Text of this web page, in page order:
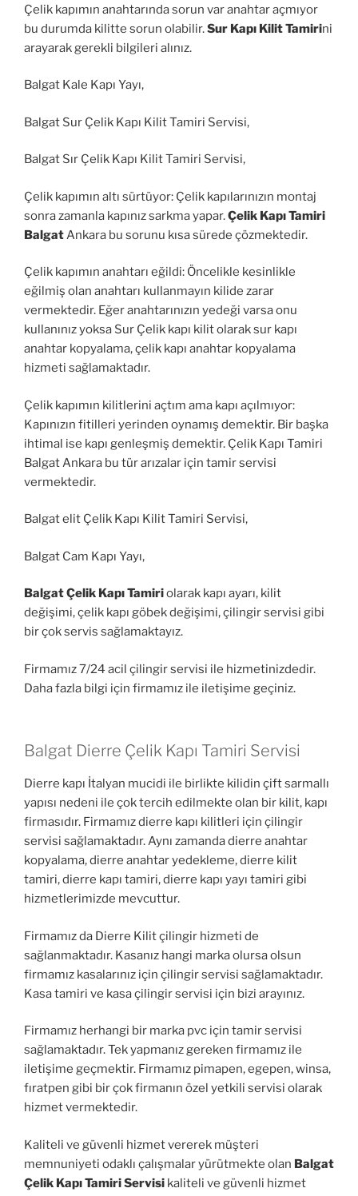
Çelik kapımın anahtarında sorun var anahtar açmıyor
bu durumda kilitte sorun olabilir.Sur Kapı Kilit Tamirini
arayarak gerekli bilgileri alınız.
Balgat Kale Kapı Yayı,
Balgat Sur Çelik Kapı Kilit Tamiri Servisi,
Balgat Sır Çelik Kapı Kilit Tamiri Servisi,
Çelik kapımın altı sürtüyor: Çelik kapılarınızın montaj
sonra zamanla kapınız sarkma yapar.Çelik Kapı Tamiri
Balgat Ankara bu sorunu kısa sürede çözmektedir.
Çelik kapımın anahtarı eğildi: Öncelikle kesinlikle
eğilmiş olan anahtarı kullanmayın kilide zarar
vermektedir. Eğer anahtarınızın yedeği varsa onu
kullanınız yoksa Sur Çelik kapı kilit olarak sur kapı
anahtar kopyalama, çelik kapı anahtar kopyalama
hizmeti sağlamaktadır.
Çelik kapımın kilitlerini açtım ama kapı açılmıyor:
Kapınızın fitilleri yerinden oynamış demektir. Bir başka
ihtimal ise kapı genleşmiş demektir. Çelik Kapı Tamiri
Balgat Ankara bu tür arızalar için tamir servisi
vermektedir.
Balgat elit Çelik Kapı Kilit Tamiri Servisi,
Balgat Cam Kapı Yayı,
Balgat Çelik Kapı Tamiriolarak kapı ayarı, kilit
değişimi, çelik kapı göbek değişimi, çilingir servisi gibi
bir çok servis sağlamaktayız.
Firmamız 7/24 acil çilingir servisi ile hizmetinizdedir.
Daha fazla bilgi için firmamız ile iletişime geçiniz.
Balgat Dierre Çelik Kapı Tamiri Servisi
Dierre kapı İtalyan mucidi ile birlikte kilidin çift sarmallı
yapısı nedeni ile çok tercih edilmekte olan bir kilit, kapı
firmasıdır. Firmamız dierre kapı kilitleri için çilingir
servisi sağlamaktadır. Aynı zamanda dierre anahtar
kopyalama, dierre anahtar yedekleme, dierre kilit
tamiri, dierre kapı tamiri, dierre kapı yayı tamiri gibi
hizmetlerimizde mevcuttur.
Firmamız da Dierre Kilit çilingir hizmeti de
sağlanmaktadır. Kasanız hangi marka olursa olsun
firmamız kasalarınız için çilingir servisi sağlamaktadır.
Kasa tamiri ve kasa çilingir servisi için bizi arayınız.
Firmamız herhangi bir marka pvc için tamir servisi
sağlamaktadır. Tek yapmanız gereken firmamız ile
iletişime geçmektir. Firmamız pimapen, egepen, winsa,
fıratpen gibi bir çok firmanın özel yetkili servisi olarak
hizmet vermektedir.
Kaliteli ve güvenli hizmet vererek müşteri
memnuniyeti odaklı çalışmalar yürütmekte olan Balgat
Çelik Kapı Tamiri Servisi kaliteli ve güvenli hizmet